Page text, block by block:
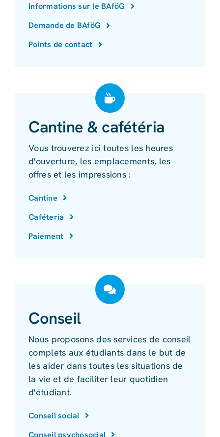
Informations sur le BAföG
Demande de BAföG
Points de contact
Cantine & cafétéria
Vous trouverez ici toutes les heures
d'ouverture, les emplacements, les
offres et les impressions :
Cantine
Caféteria
Paiement
Conseil
Nous proposons des services de conseil
complets aux étudiants dans le but de
les aider dans toutes les situations de
la vie et de faciliter leur quotidien
d'étudiant.
Conseil social
Conseil psychosocial